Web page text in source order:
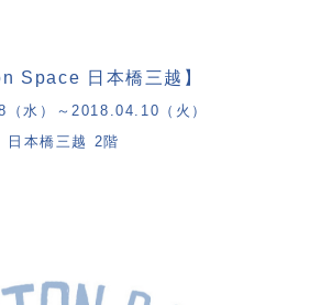
Space 日本橋三越】
（水）～2018.04.10 （火）
日本橋三越 2階